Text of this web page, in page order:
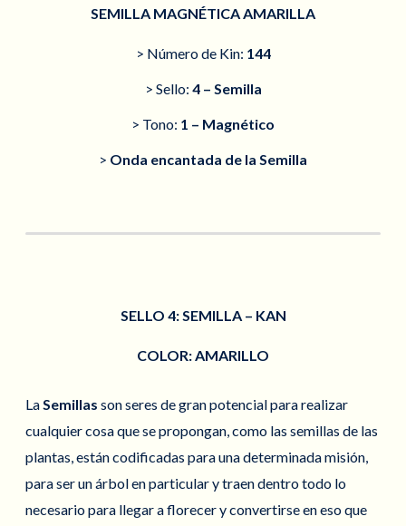
SEMILLA MAGNÉTICA AMARILLA
> Número de Kin: 144
> Sello: 4 – Semilla
> Tono: 1 – Magnético
> Onda encantada de la Semilla
SELLO 4: SEMILLA – KAN
COLOR: AMARILLO
LaSemillas son seres de gran potencial para realizar
cualquier cosa que se propongan, como las semillas de las
plantas, están codificadas para una determinada misión,
para ser un árbol en particular y traen dentro todo lo
necesario para llegar a florecer y convertirse en eso que